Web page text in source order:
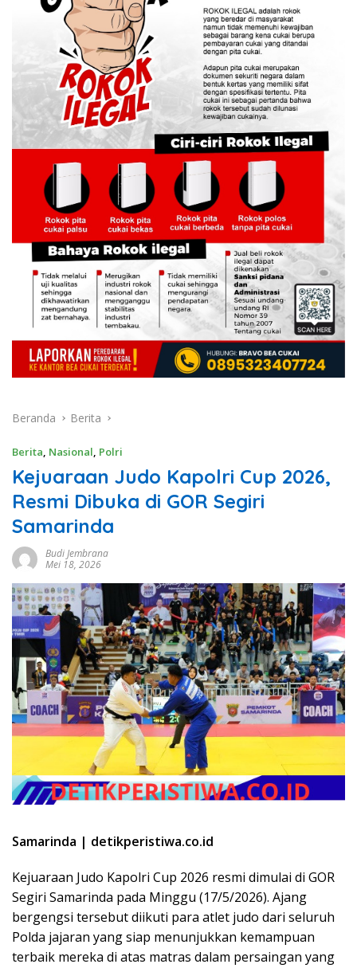
Beranda Berita
Berita, Nasional, Polri
Kejuaraan Judo Kapolri Cup 2026,
Resmi Dibuka di GOR Segiri
Samarinda
Budi Jembrana
Mei 18, 2026
Samarinda | detikperistiwa.co.id
Kejuaraan Judo Kapolri Cup 2026 resmi dimulai di GOR
Segiri Samarinda pada Minggu (17/5/2026). Ajang
bergengsi tersebut diikuti para atlet judo dari seluruh
Polda jajaran yang siap menunjukkan kemampuan
terbaik mereka di atas matras dalam persaingan yang